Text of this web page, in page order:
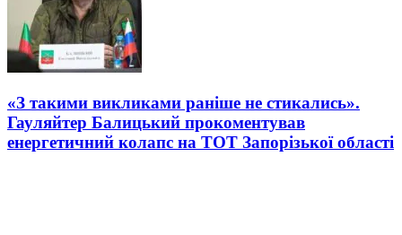
«З такими викликами раніше не стикались».
Гауляйтер Балицький прокоментував
енергетичний колапс на ТОТ Запорізької області